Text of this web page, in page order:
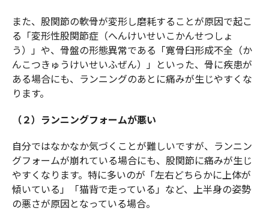
また、股関節の軟骨が変形し磨耗することが原因で起こ
る「変形性股関節症（へんけいせいこかんせつしょ
う）」や、骨盤の形態異常である「寛骨臼形成不全（か
んこつきゅうけいせいふぜん）」といった、骨に疾患が
ある場合にも、ランニングのあとに痛みが生じやすくな
ります。
（２）ランニングフォームが悪い
自分ではなかなか気づくことが難しいですが、ランニン
グフォームが崩れている場合にも、股関節に痛みが生じ
やすくなります。特に多いのが「左右どちらかに上体が
傾いている」「猫背で走っている」など、上半身の姿勢
の悪さが原因となっている場合。